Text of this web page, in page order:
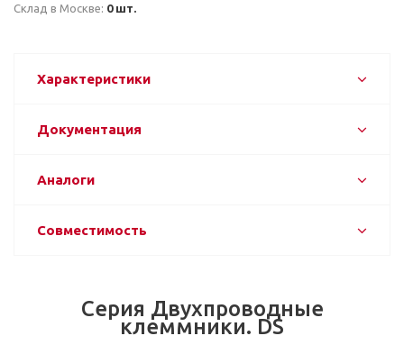
Склад в Москве: 0 шт.
Характеристики
Документация
Аналоги
Совместимость
Серия Двухпроводные
клеммники. DS